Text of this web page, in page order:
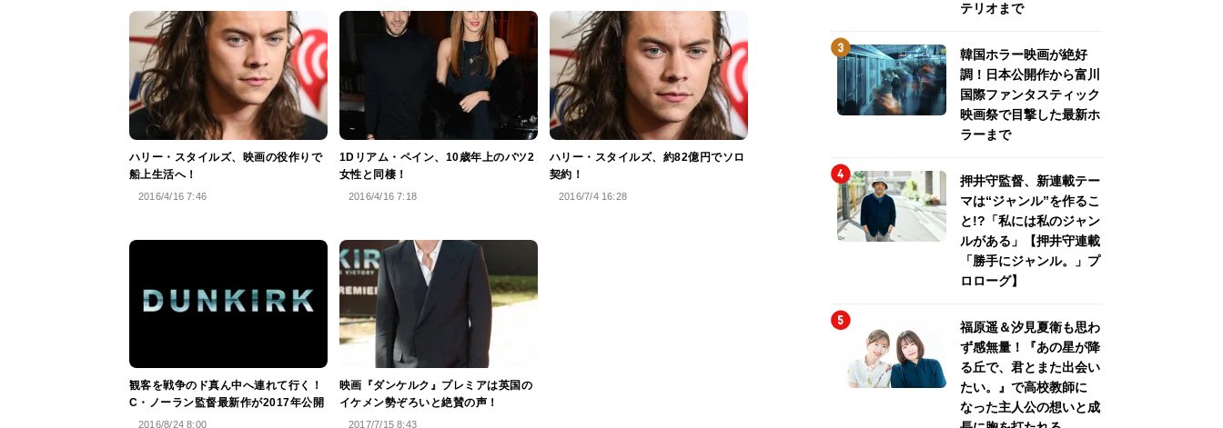
ハリー・スタイルズ、映画の役作りで
船上生活へ！
2016/4/16 7:46
1Dリアム・ペイン、10歳年上のバツ2
女性と同棲！
2016/4/16 7:18
ハリー・スタイルズ、約82億円でソロ
契約！
2016/7/4 16:28
観客を戦争のド真ん中へ連れて行く！
C・ノーラン監督最新作が2017年公開
2016/8/24 8:00
映画『ダンケルク』プレミアは英国の
イケメン勢ぞろいと絶賛の声！
2017/7/15 8:43
テリオまで
韓国ホラー映画が絶好
調！日本公開作から富川
国際ファンタスティック
映画祭で目撃した最新ホ
ラーまで
押井守監督、新連載テー
マは“ジャンル”を作るこ
と!?「私には私のジャン
ルがある」【押井守連載
「勝手にジャンル。」プ
ロローグ】
福原遥＆汐見夏衛も思わ
ず感無量！『あの星が降
る丘で、君とまた出会い
たい。』で高校教師に
なった主人公の想いと成